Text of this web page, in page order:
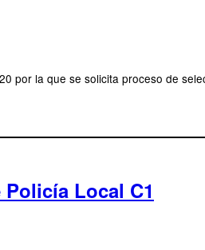
la que se solicita proceso de
Local C1